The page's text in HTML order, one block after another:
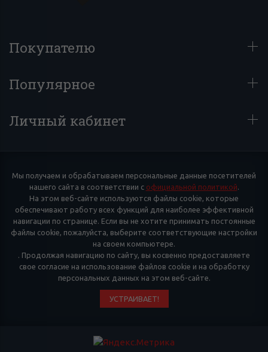
Покупателю
Популярное
Личный кабинет
Мы получаем и обрабатываем персональные данные посетителей
нашего сайта в соответствии с официальной политикой.
На этом веб-сайте используются файлы cookie, которые
обеспечивают работу всех функций для наиболее эффективной
навигации по странице. Если вы не хотите принимать постоянные
файлы cookie, пожалуйста, выберите соответствующие настройки
на своем компьютере.
. Продолжая навигацию по сайту, вы косвенно предоставляете
свое согласие на использование файлов cookie и на обработку
персональных данных на этом веб-сайте.
УСТРАИВАЕТ!